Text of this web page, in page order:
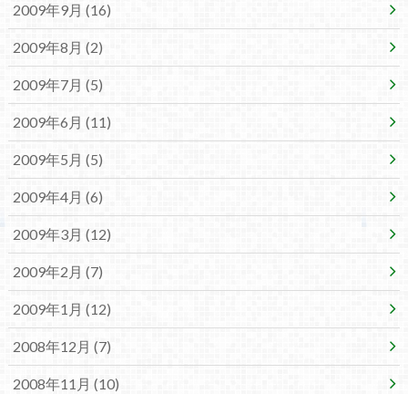
2009年9月 (16)
2009年8月 (2)
2009年7月 (5)
2009年6月 (11)
2009年5月 (5)
2009年4月 (6)
2009年3月 (12)
2009年2月 (7)
2009年1月 (12)
2008年12月 (7)
2008年11月 (10)